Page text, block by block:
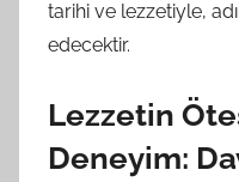
tarihi ve lezzetiyle,
edecektir.
Lezzetin
Deneyim: